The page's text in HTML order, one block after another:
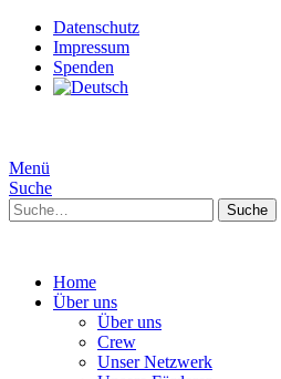
Datenschutz
Impressum
Spenden
Menü
Suche
Suche
Home
Über uns
Über uns
Crew
Unser Netzwerk